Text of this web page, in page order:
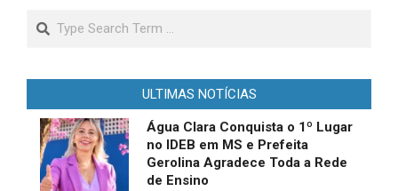
Search
ULTIMAS NOTÍCIAS
Água Clara Conquista o 1º Lugar
no IDEB em MS e Prefeita
Gerolina Agradece Toda a Rede
de Ensino